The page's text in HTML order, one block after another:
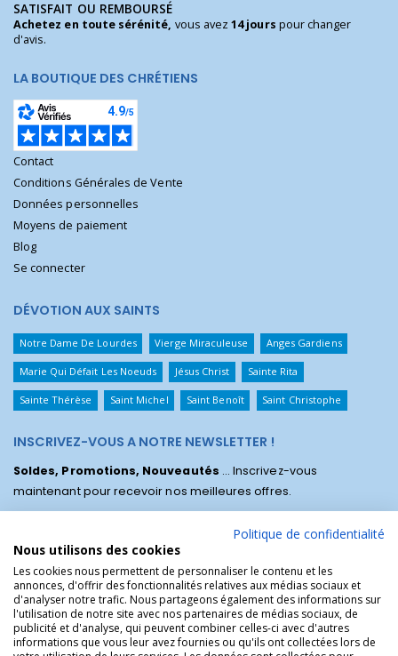
SATISFAIT OU REMBOURSÉ
Achetez en toute sérénité, vous avez14 jours pour changer
d'avis.
LA BOUTIQUE DES CHRÉTIENS
Contact
Conditions Générales de Vente
Données personnelles
Moyens de paiement
Blog
Se connecter
DÉVOTION AUX SAINTS
Notre Dame De Lourdes Vierge Miraculeuse Anges Gardiens
Marie Qui Défait Les Noeuds Jésus Christ Sainte Rita
Sainte Thérèse Saint Michel Saint Benoît Saint Christophe
INSCRIVEZ-VOUS A NOTRE NEWSLETTER !
Soldes, Promotions, Nouveautés ... Inscrivez-vous
maintenant pour recevoir nos meilleures offres.
Politique de confidentialité
Nous utilisons des cookies
Les cookies nous permettent de personnaliser le contenu et les
annonces, d'offrir des fonctionnalités relatives aux médias sociaux et
d'analyser notre trafic. Nous partageons également des informations sur
l'utilisation de notre site avec nos partenaires de médias sociaux, de
publicité et d'analyse, qui peuvent combiner celles-ci avec d'autres
informations que vous leur avez fournies ou qu'ils ont collectées lors de